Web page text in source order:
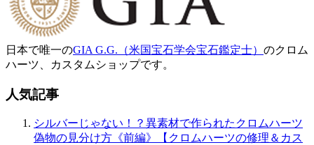
日本で唯一のGIA G.G.（米国宝石学会宝石鑑定士） のクロム
ハーツ、カスタムショップです。
人気記事
シルバーじゃない！？異素材で作られたクロムハーツ
偽物の見分け方《前編》【クロムハーツの修理＆カス